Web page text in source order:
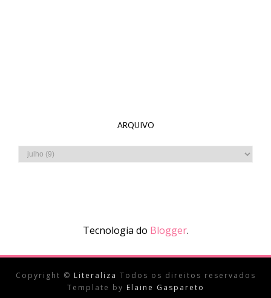
ARQUIVO
Tecnologia do Blogger.
Copyright © Literaliza Todos os direitos reservados
Template by Elaine Gaspareto